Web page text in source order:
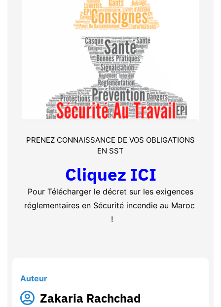
PRENEZ CONNAISSANCE DE VOS OBLIGATIONS
EN SST
Cliquez ICI
Pour Télécharger le décret sur les exigences
réglementaires en Sécurité incendie au Maroc
!
Auteur
Zakaria Rachchad